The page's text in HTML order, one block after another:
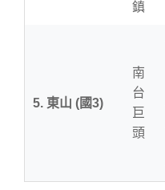
鎮
5. 東山 (國3)
南
台
巨
頭